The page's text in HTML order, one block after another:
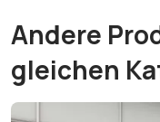
Andere
gleichen